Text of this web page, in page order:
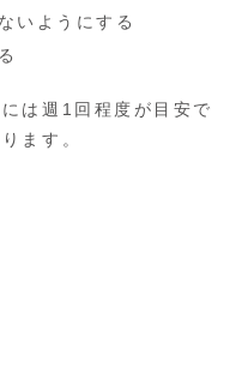
いようにする
は週1回程度が目安で
ます。